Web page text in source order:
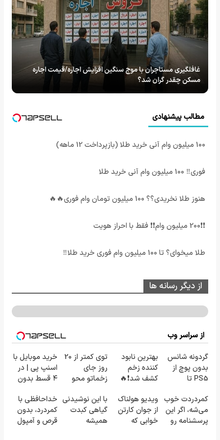
غافلگیری مستاجران با موج سنگین افزایش اجاره/قیمت اجاره
مسکن چقدر گران شد؟
مطالب پیشنهادی
100 میلیون وام آنی خرید طلا (بازپرداخت 12 ماهه)
فوری‼️ 100 میلیون وام آنی خرید طلا
هنوز طلا نخریدی؟؟ 100 میلیون تومان وام فوری🔥🔥
❗❗200 میلیون وام❗❗ فقط با احراز هویت
طلا میخوای؟ تا 100 میلیون وام فوری خرید طلا‼️
از دیگر رسانه ها
از سراسر وب
گردونه شانس
بدون پوچ از
PS5 تا
کوین 🔥
بهترین نابود
کننده زخم
کشف شد❗🔥
توی کمتر از 20
روز جای
زخماتو محو
ضمانت)
خرید موبایل با
اسنپ پی | در
۴ قسط بدون
کمردردت خوب
می‌شه، اگر این
پرسشنامه رو
ویدیو هولناک
از جوان کارتن
خوابی که
با این نوشیدنی
گیاهی کبدت
همیشه
خداحافظی با
کمردرد، بدون
قرص و آمپول